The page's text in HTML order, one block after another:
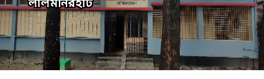
লালমনিরহাট